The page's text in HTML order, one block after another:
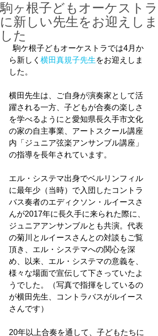
駒ヶ根子どもオーケストラ
に新しい先生をお迎えしま
した
ら新しく 横田真規子先生をお迎えしま
した。
横田先生は、ご自身が演奏家として活
躍される一方、子どもが合奏の楽しさ
を学べるようにと愛知県長久手市文化
の家の自主事業、アートスクール講座
内「ジュニア弦楽アンサンブル講座」
の指導を長年されています。
エル・システマ出身でベルリンフィル
に最年少（当時）で入団したコントラ
バス奏者のエディクソン・ルイースさ
んが2017年に長久手に来られた際に、
ジュニアアンサンブルとも共演。代表
の菊川とルイースさんとの対談もご覧
頂き、エル・システマへの関心を深
め、以来、エル・システマの意義を、
様々な場面で宣伝して下さっていたよ
うでした。（写真で指揮をしているの
が横田先生、コントラバスがルイース
さんです）
20年以上合奏を通して、子どもたちに